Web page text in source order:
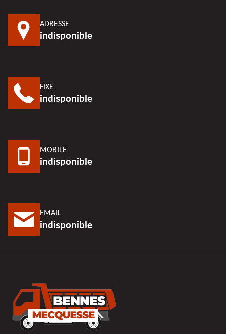
ADRESSE
indisponible
FIXE
indisponible
MOBILE
indisponible
EMAIL
indisponible